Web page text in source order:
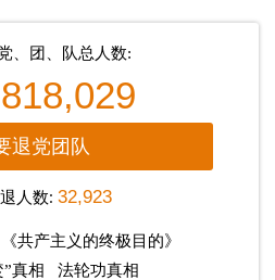
、团、队总人数:
退党团队
人数: 32,923
《共产主义的终极目的》
真相
法轮功真相